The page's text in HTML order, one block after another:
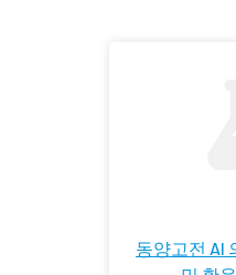
동양고전 AI